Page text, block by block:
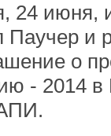
24 июня,
Паучер и
о
- 2014 в